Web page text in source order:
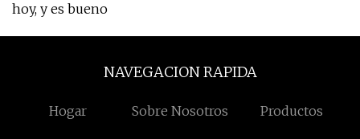
hoy, y es bueno
NAVEGACION RAPIDA
Hogar Sobre Nosotros Productos